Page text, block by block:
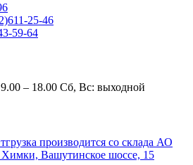
25-46
59-64
– 18.00 Сб, Вс: выходной
производится со склада АО
Вашутинское шоссе, 15